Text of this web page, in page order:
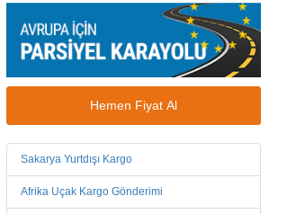
Hemen Fiyat Al
Sakarya Yurtdışı Kargo
Afrika Uçak Kargo Gönderimi